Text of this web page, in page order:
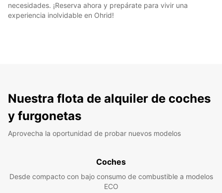
necesidades. ¡Reserva ahora y prepárate para vivir una
experiencia inolvidable en Ohrid!
Nuestra flota de alquiler de coches
y furgonetas
Aprovecha la oportunidad de probar nuevos modelos
Coches
Desde compacto con bajo consumo de combustible a modelos
ECO